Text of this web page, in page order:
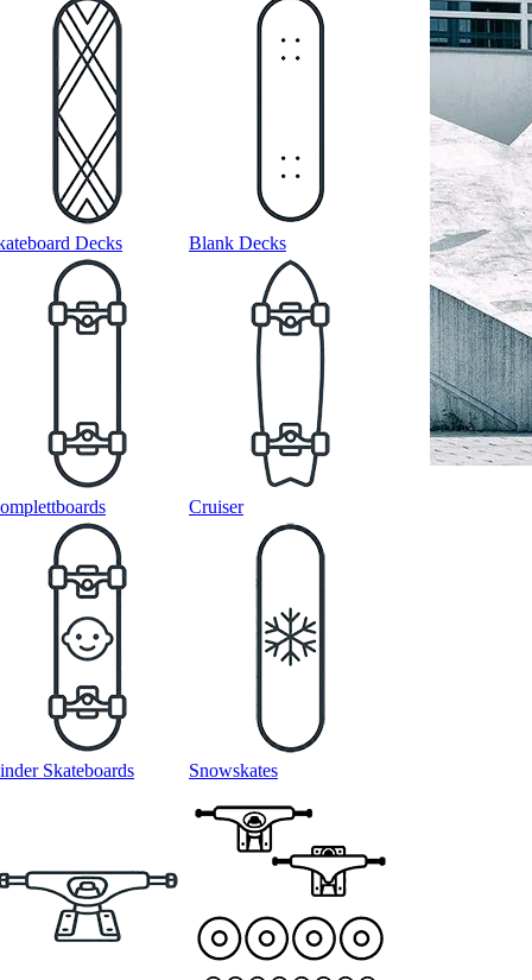
Decks Blank Decks
Cruiser
Skateboards Snowskates